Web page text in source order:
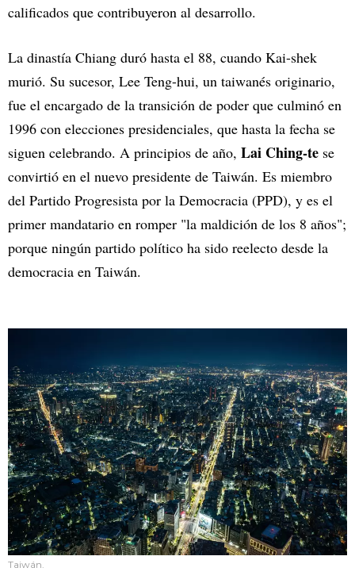
calificados que contribuyeron al desarrollo.
La dinastía Chiang duró hasta el 88, cuando Kai-shek
murió. Su sucesor, Lee Teng-hui, un taiwanés originario,
fue el encargado de la transición de poder que culminó en
1996 con elecciones presidenciales, que hasta la fecha se
siguen celebrando. A principios de año, Lai Ching-te se
convirtió en el nuevo presidente de Taiwán. Es miembro
del Partido Progresista por la Democracia (PPD), y es el
primer mandatario en romper "la maldición de los 8 años";
porque ningún partido político ha sido reelecto desde la
democracia en Taiwán.
Taiwán.